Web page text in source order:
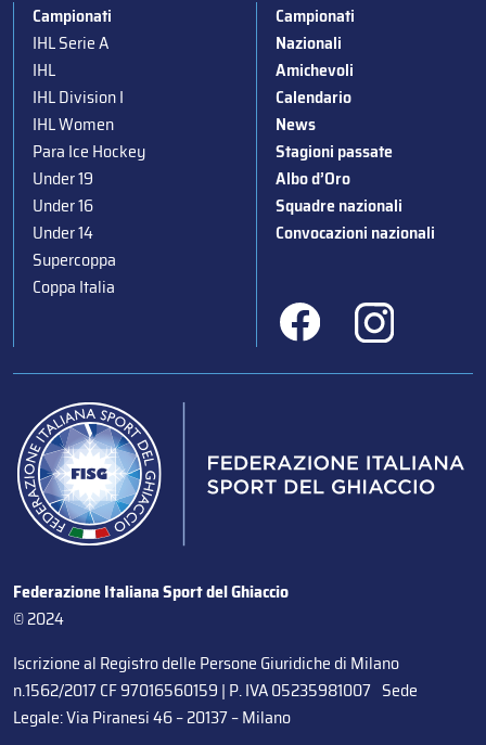
Campionati
IHL Serie A
IHL
IHL Division I
IHL Women
Para Ice Hockey
Under 19
Under 16
Under 14
Supercoppa
Coppa Italia
Campionati
Nazionali
Amichevoli
Calendario
News
Stagioni passate
Albo d’Oro
Squadre nazionali
Convocazioni nazionali
Federazione Italiana Sport del Ghiaccio
© 2024
Iscrizione al Registro delle Persone Giuridiche di Milano
n.1562/2017 CF 97016560159 | P. IVA 05235981007 Sede
Legale: Via Piranesi 46 – 20137 – Milano